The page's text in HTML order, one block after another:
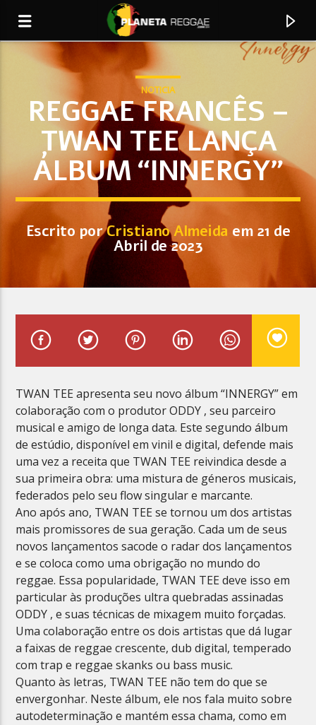
0:00
Luciano
Planeta Reggae
NOTICIA
REGGAE FRANCÊS –
TWAN TEE LANÇA
ÁLBUM “INNERGY”
Escrito porCristiano Almeida em 21 de
Abril de 2023
TWAN TEE apresenta seu novo álbum “INNERGY” em
colaboração com o produtor ODDY , seu parceiro
musical e amigo de longa data. Este segundo álbum
de estúdio, disponível em vinil e digital, defende mais
uma vez a receita que TWAN TEE reivindica desde a
sua primeira obra: uma mistura de géneros musicais,
federados pelo seu flow singular e marcante.
Ano após ano, TWAN TEE se tornou um dos artistas
mais promissores de sua geração. Cada um de seus
novos lançamentos sacode o radar dos lançamentos
e se coloca como uma obrigação no mundo do
reggae. Essa popularidade, TWAN TEE deve isso em
particular às produções ultra quebradas assinadas
ODDY , e suas técnicas de mixagem muito forçadas.
Uma colaboração entre os dois artistas que dá lugar
a faixas de reggae crescente, dub digital, temperado
com trap e reggae skanks ou bass music.
Quanto às letras, TWAN TEE não tem do que se
envergonhar. Neste álbum, ele nos fala muito sobre
autodeterminação e mantém essa chama, como em